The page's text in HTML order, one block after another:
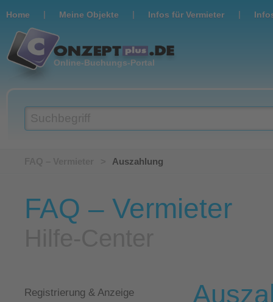
Home | Meine Objekte | Infos für Vermieter |
Online-Buchungs-Portal
Auszahlung
FAQ – Vermieter
Registrierung & Anzeige